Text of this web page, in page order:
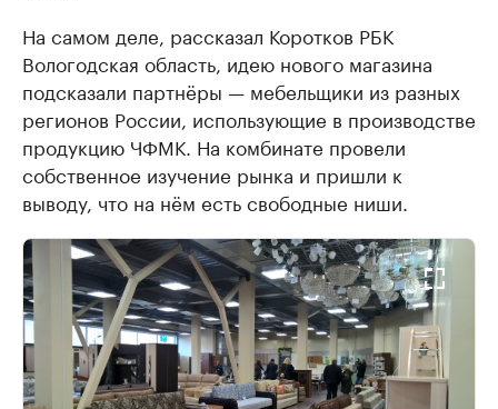
На самом деле, рассказал Коротков РБК
Вологодская область, идею нового магазина
подсказали партнёры — мебельщики из разных
регионов России, использующие в производстве
продукцию ЧФМК. На комбинате провели
собственное изучение рынка и пришли к
выводу, что на нём есть свободные ниши.